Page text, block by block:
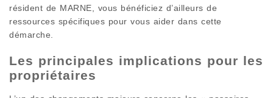
résident de MARNE, vous bénéficiez d’ailleurs de
ressources spécifiques pour vous aider dans cette
démarche.
Les principales implications pour les
propriétaires